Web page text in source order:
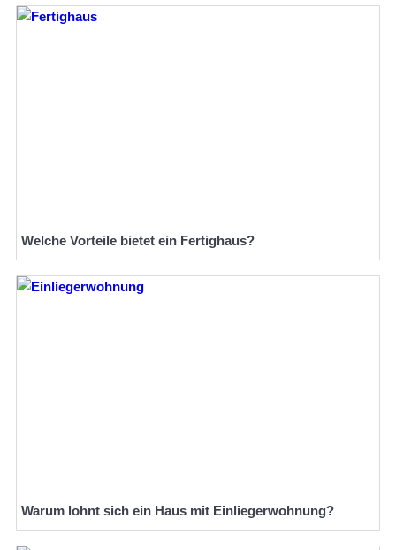
Welche Vorteile bietet ein Fertighaus?
Warum lohnt sich ein Haus mit Einliegerwohnung?